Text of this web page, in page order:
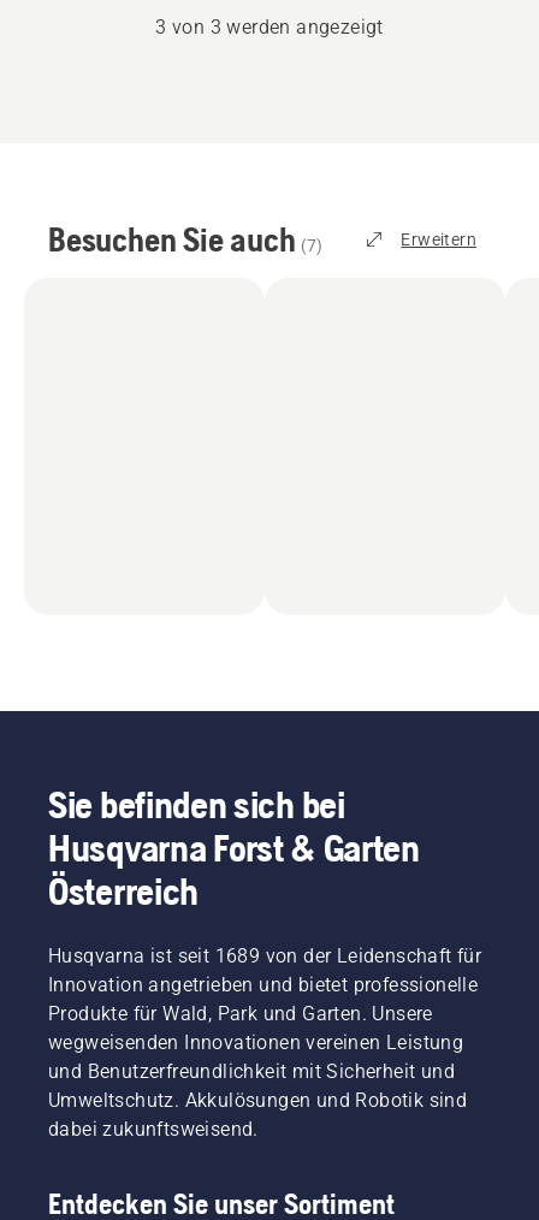
3 von 3 werden angezeigt
Besuchen Sie auch (7) Erweitern
Sie befinden sich bei
Husqvarna Forst & Garten
Österreich
Husqvarna ist seit 1689 von der Leidenschaft für
Innovation angetrieben und bietet professionelle
Produkte für Wald, Park und Garten. Unsere
wegweisenden Innovationen vereinen Leistung
und Benutzerfreundlichkeit mit Sicherheit und
Umweltschutz. Akkulösungen und Robotik sind
dabei zukunftsweisend.
Entdecken Sie unser Sortiment